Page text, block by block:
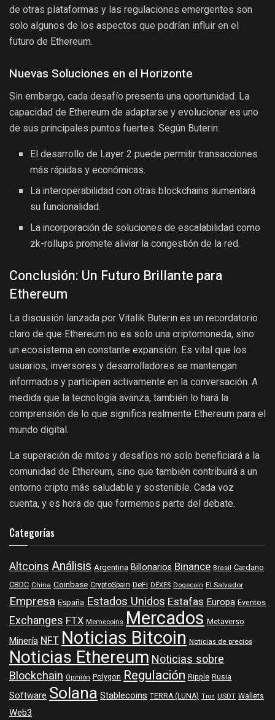
de otras plataformas y las regulaciones emergentes son
solo algunos de los aspectos que podrían influir en el
futuro de Ethereum.
Nuevas Soluciones en el Horizonte
Sin embargo, cada desafío presenta una oportunidad. La
capacidad de Ethereum de adaptarse y evolucionar es uno
de sus principales puntos fuertes. Según Buterin:
El desarrollo de Layer 2 puede permitir transacciones
más rápidas y económicas.
La interoperabilidad con otras blockchains aumentará
su funcionalidad.
La incorporación de soluciones de escalabilidad como
zk-rollups promete aliviar la congestión de la red.
Conclusión: Un Futuro Brillante para
Ethereum
La discusión lanzada por Vitalik Buterin es un recordatorio
claro de que Ethereum no es solo una criptomoneda, sino
un ecosistema en constante expansión. Es vital que los
usuarios, inversores y desarrolladores se mantengan
informados y participen activamente en la conversación. A
medida que la tecnología avanza, también lo hará la
comprensión de lo que significa realmente Ethereum para el
mundo digital.
La superación de mitos y desafíos no solo beneficiará a la
comunidad de Ethereum, sino que también contribuirá a un
entorno cripto más saludable y sostenible. Cada voz
cuenta, y es hora de que formemos parte del debate.
Categorías
Altcoins Análisis Argentina Billonarios Binance Brasil Cardano
CBDC China Coinbase CryptoSpain DeFi DEXES Dogecoin El Salvador
Empresa España Estados Unidos Estafas Europa Eventos
Exchanges FTX Memecoins Mercados Metaverso
Minería NFTNoticias Bitcoin Noticias de precios
Noticias EthereumNoticias sobre
Blockchain Opinión Polygon Regulación Ripple Rusia
Software Solana Stablecoins TERRA (LUNA) Tron USDT Wallets
Web3